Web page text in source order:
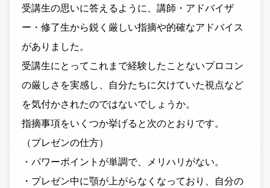
受講生の思いに答えるように、講師・アドバイザ
ー・修了生から鋭く厳しい指摘や的確なアドバイス
がありました。
受講生にとってこれまで経験したことないプロコン
の厳しさを実感し、自分たちに欠けていた視点など
を気付かされたのではないでしょうか。
指摘事項をいくつか挙げると次のとおりです。
（プレゼンの仕方）
・パワーポイントが単調で、メリハリがない。
・プレゼン中に顎が上がらなくなっており、自分の